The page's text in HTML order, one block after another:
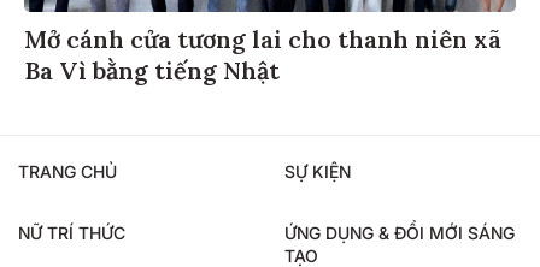
Mở cánh cửa tương lai cho thanh niên xã
Ba Vì bằng tiếng Nhật
TRANG CHỦ SỰ KIỆN
NỮ TRÍ THỨC
ỨNG DỤNG & ĐỔI MỚI SÁNG
TẠO